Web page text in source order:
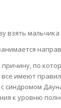
взять
по
имеют
синдромом
к уровню